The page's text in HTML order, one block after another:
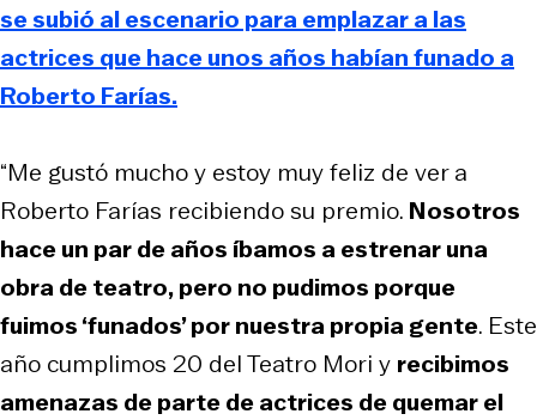
se subió al escenario para emplazar a las
actrices que hace unos años habían funado a
Roberto Farías.
“Me gustó mucho y estoy muy feliz de ver a
Roberto Farías recibiendo su premio. Nosotros
hace un par de años íbamos a estrenar una
obra de teatro, pero no pudimos porque
fuimos ‘funados’ por nuestra propia gente. Este
año cumplimos 20 del Teatro Mori y recibimos
amenazas de parte de actrices de quemar el